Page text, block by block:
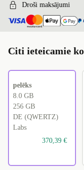
Droši maksājumi
Citi ieteicamie
pelēks
8.0 GB
256 GB
DE (QWERTZ)
Labs
370,39 €